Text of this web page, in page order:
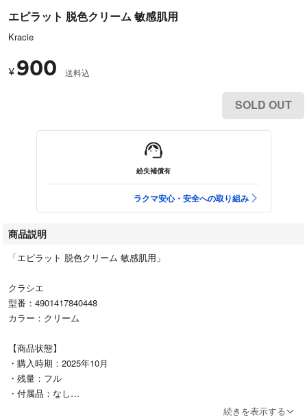
エピラット 脱色クリーム 敏感肌用
Kracie
¥ 900 送料込
SOLD OUT
紛失補償有
ラクマ安心・安全への取り組み
商品説明
「エピラット 脱色クリーム 敏感肌用」
クラシエ
型番：4901417840448
カラー：クリーム
【商品状態】
・購入時期：2025年10月
・残量：フル
・付属品：なし
続きを表示する